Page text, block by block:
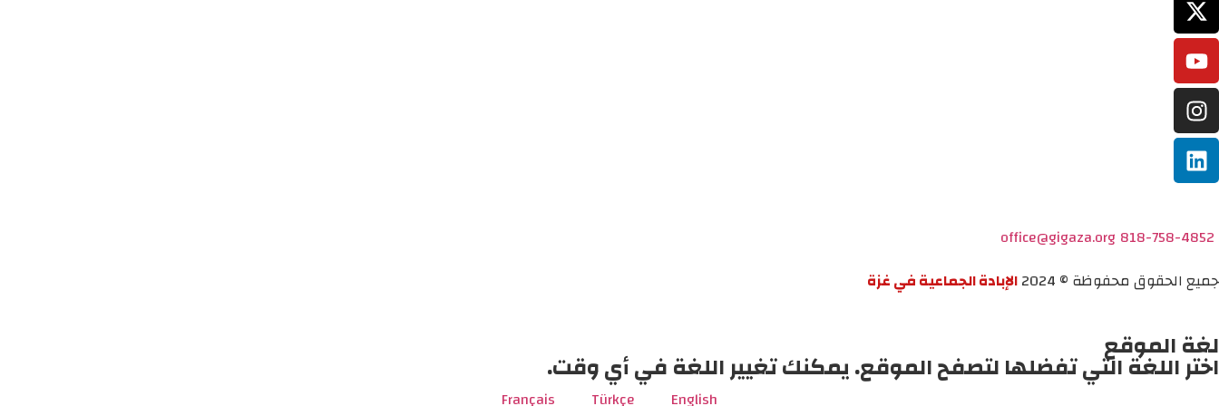
818-758-4852
office@gigaza.org
جميع الحقوق محفوظة © 2024
الإبادة الجماعية في غزة
لغة الموقع
اختر اللغة التي تفضلها لتصفح الموقع. يمكنك تغيير اللغة في أي وقت.
English
Türkçe
Français